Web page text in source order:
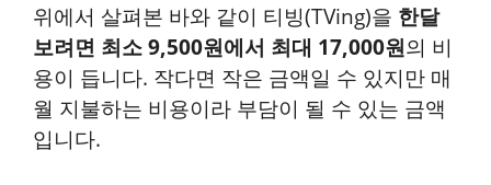
위에서 살펴본 바와 같이 티빙(TVing)을 한달
보려면 최소 9,500원에서 최대 17,000원의 비
용이 듭니다. 작다면 작은 금액일 수 있지만 매
월 지불하는 비용이라 부담이 될 수 있는 금액
입니다.